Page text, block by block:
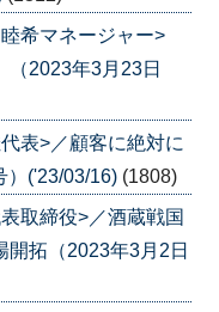
希マネージャー>
（2023年3月23日
表>／顧客に絶対に
）('23/03/16) (1808)
取締役>／酒蔵戦国
開拓（2023年3月2日